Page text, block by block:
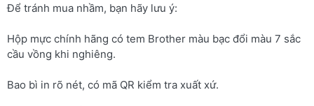
Để tránh mua nhầm, bạn hãy lưu ý:
Hộp mực chính hãng có tem Brother màu bạc đổi màu 7 sắc
cầu vồng khi nghiêng.
Bao bì in rõ nét, có mã QR kiểm tra xuất xứ.